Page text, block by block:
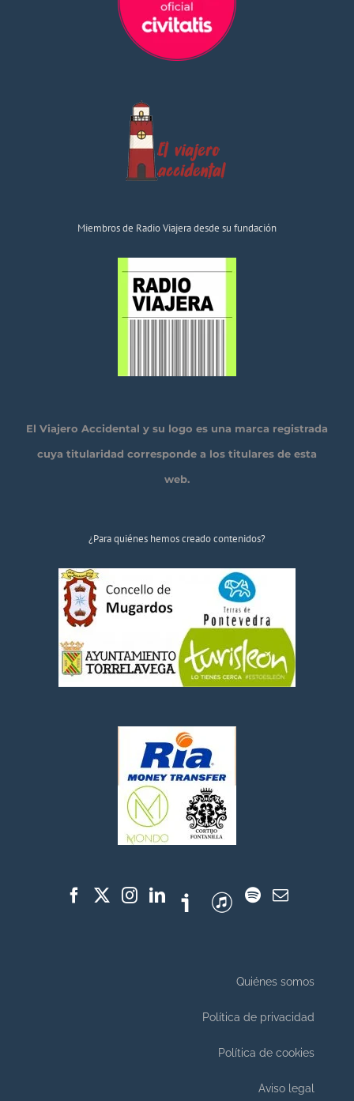
Miembros de Radio Viajera desde su fundación
El Viajero Accidental y su logo es una marca registrada
cuya titularidad corresponde a los titulares de esta
web.
¿Para quiénes hemos creado contenidos?
Quiénes somos
Política de privacidad
Política de cookies
Aviso legal